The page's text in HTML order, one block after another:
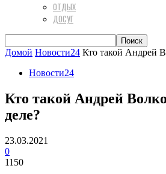
ОТДЫХ
ДОСУГ
Домой Новости24 Кто такой Андрей
Новости24
Кто такой Андрей
деле?
23.03.2021
0
1150